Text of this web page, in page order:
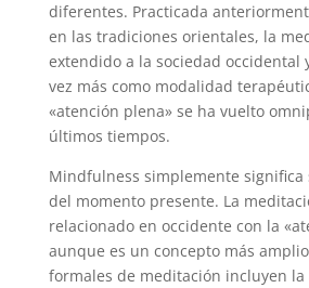
diferentes. Practicada
en las tradiciones orientales, la
extendido a la sociedad occidental
vez más como modalidad
«atención plena» se ha vuelto
últimos tiempos.
Mindfulness simplemente significa
del momento presente. La
relacionado en occidente con la
aunque es un concepto más
formales de meditación incluyen